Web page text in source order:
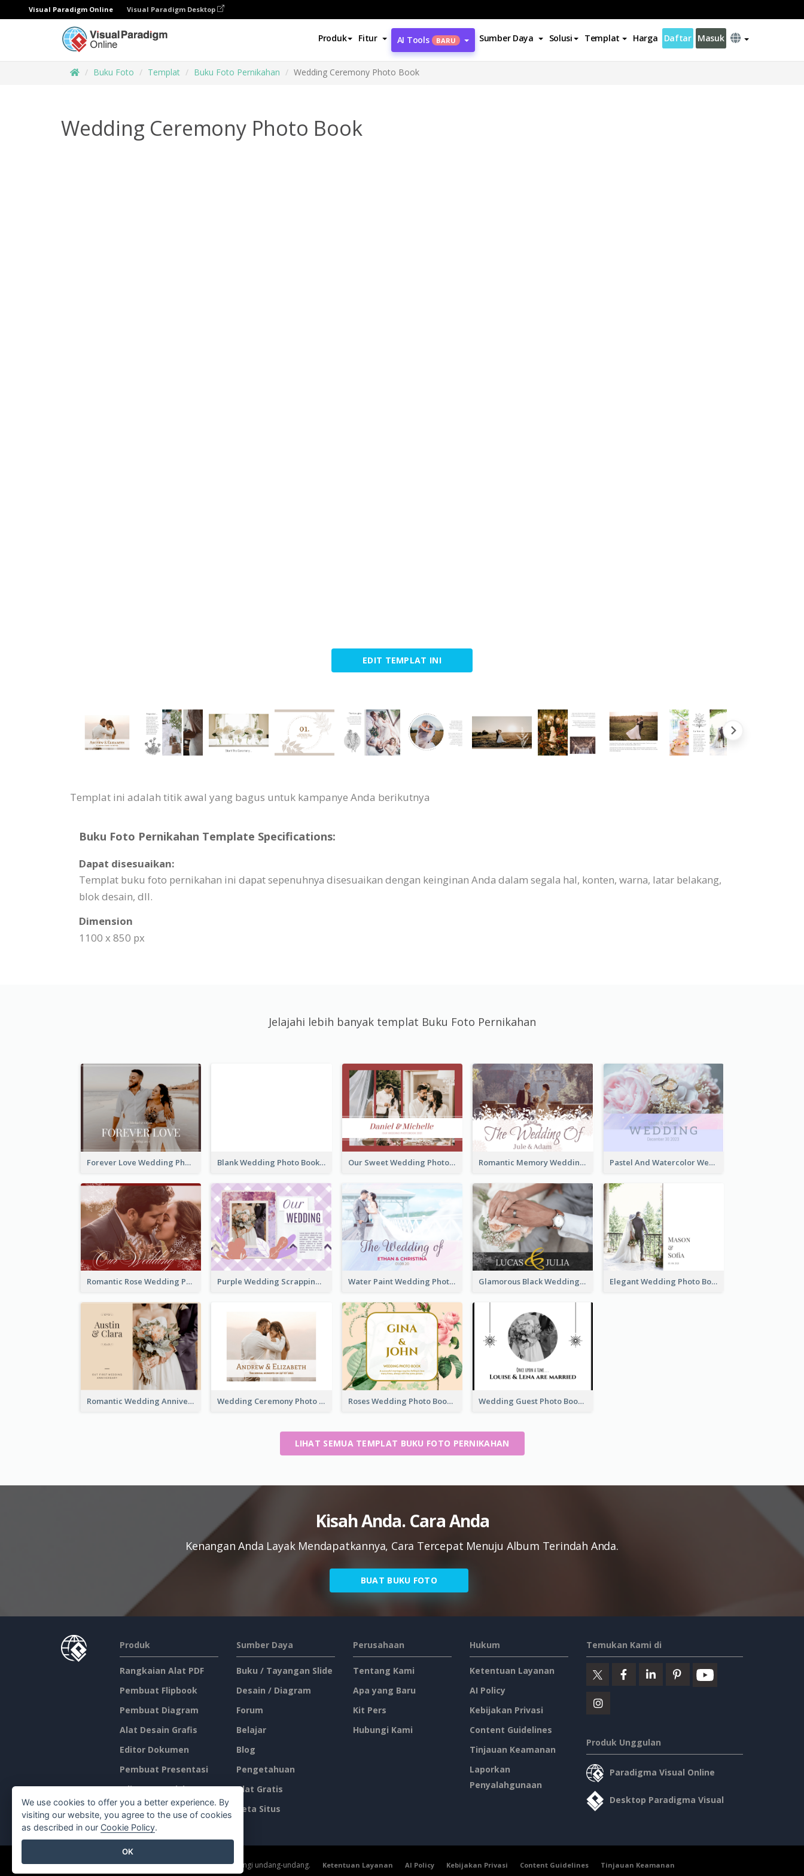
Visual Paradigm Online Visual Paradigm Desktop
Produk Fitur AI Tools BARU Sumber Daya Solusi Templat Harga Daftar Masuk
Buku Foto Templat Buku Foto Pernikahan Wedding Ceremony Photo Book
Wedding Ceremony Photo Book
EDIT TEMPLAT INI
Templat ini adalah titik awal yang bagus untuk kampanye Anda berikutnya
Buku Foto Pernikahan Template Specifications:
Dapat disesuaikan:
Templat buku foto pernikahan ini dapat sepenuhnya disesuaikan dengan keinginan Anda dalam segala hal, konten, warna, latar belakang,
blok desain, dll.
Dimension
1100 x 850 px
Jelajahi lebih banyak templat Buku Foto Pernikahan
Forever Love Wedding Photo Book Blank Wedding Photo Book Our Sweet Wedding Photo Book Romantic Memory Wedding Photo Book Pastel And Watercolor Wedding Photo Book
Romantic Rose Wedding Photo Book Purple Wedding Scrapping Photo Book Water Paint Wedding Photo Book Glamorous Black Wedding Photo Book Elegant Wedding Photo Book
Romantic Wedding Anniversary Photo Book Wedding Ceremony Photo Book Roses Wedding Photo Book Wedding Guest Photo Book
LIHAT SEMUA TEMPLAT BUKU FOTO PERNIKAHAN
Kisah Anda. Cara Anda
Kenangan Anda Layak Mendapatkannya, Cara Tercepat Menuju Album Terindah Anda.
BUAT BUKU FOTO
Produk
Rangkaian Alat PDF
Pembuat Flipbook
Pembuat Diagram
Alat Desain Grafis
Editor Dokumen
Pembuat Presentasi
Editor Spreadsheet
Harga
Sumber Daya
Buku / Tayangan Slide
Desain / Diagram
Forum
Belajar
Blog
Pengetahuan
Alat Gratis
Peta Situs
Perusahaan
Tentang Kami
Apa yang Baru
Kit Pers
Hubungi Kami
Hukum
Ketentuan Layanan
AI Policy
Kebijakan Privasi
Content Guidelines
Tinjauan Keamanan
Laporkan
Penyalahgunaan
Temukan Kami di
Produk Unggulan
Paradigma Visual Online
Desktop Paradigma Visual
©2026 by Visual Paradigm. Semua hak cipta dilindungi undang-undang. Ketentuan Layanan AI Policy Kebijakan Privasi Content Guidelines Tinjauan Keamanan
We use cookies to offer you a better experience. By
visiting our website, you agree to the use of cookies
as described in our Cookie Policy.
OK